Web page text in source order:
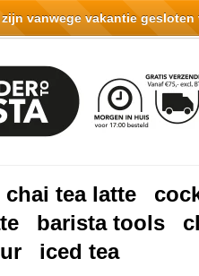
chai tea latte
barista tools
iced tea
vanwege vakantie gesloten